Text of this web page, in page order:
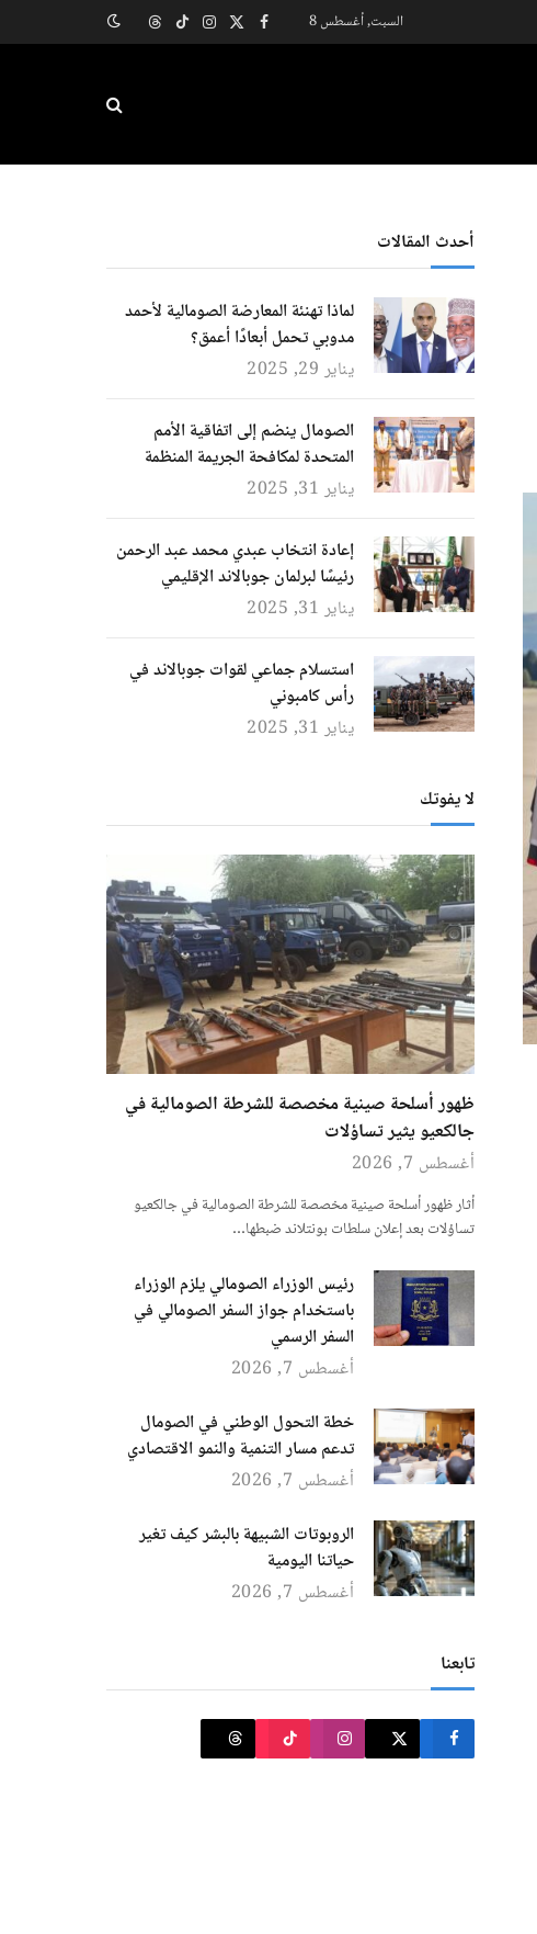
السبت, أغسطس 8 فيسبوك
X
الانستغرام
تيكتوكThreads
أحدث المقالات
لماذا تهنئة المعارضة الصومالية لأحمد
مدوبي تحمل أبعادًا أعمق؟
يناير 29, 2025
الصومال ينضم إلى اتفاقية الأمم
المتحدة لمكافحة الجريمة المنظمة
يناير 31, 2025
إعادة انتخاب عبدي محمد عبد الرحمن
رئيسًا لبرلمان جوبالاند الإقليمي
يناير 31, 2025
استسلام جماعي لقوات جوبالاند في
رأس كامبوني
يناير 31, 2025
لا يفوتك
ظهور أسلحة صينية مخصصة للشرطة الصومالية في
جالكعيو يثير تساؤلات
أغسطس 7, 2026
أثار ظهور أسلحة صينية مخصصة للشرطة الصومالية في جالكعيو
تساؤلات بعد إعلان سلطات بونتلاند ضبطها…
رئيس الوزراء الصومالي يلزم الوزراء
باستخدام جواز السفر الصومالي في
السفر الرسمي
أغسطس 7, 2026
خطة التحول الوطني في الصومال
تدعم مسار التنمية والنمو الاقتصادي
أغسطس 7, 2026
الروبوتات الشبيهة بالبشر كيف تغير
حياتنا اليومية
أغسطس 7, 2026
تابعنا